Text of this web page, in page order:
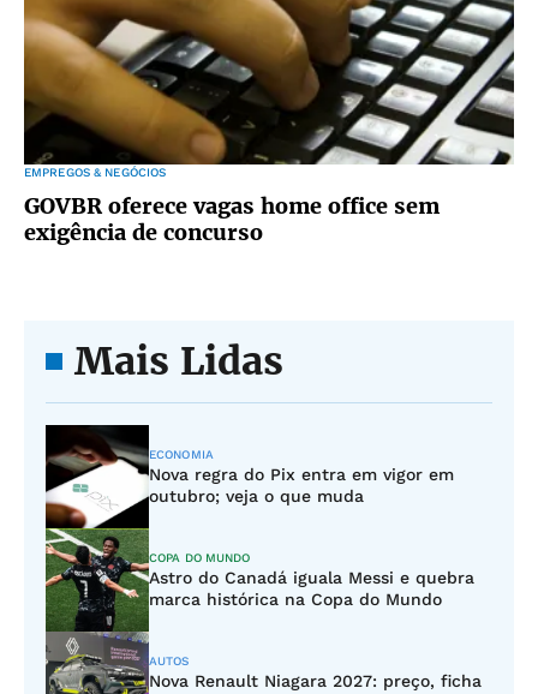
EMPREGOS & NEGÓCIOS
GOVBR oferece vagas home office sem
exigência de concurso
Mais Lidas
ECONOMIA
Nova regra do Pix entra em vigor em
outubro; veja o que muda
COPA DO MUNDO
Astro do Canadá iguala Messi e quebra
marca histórica na Copa do Mundo
AUTOS
Nova Renault Niagara 2027: preço, ficha